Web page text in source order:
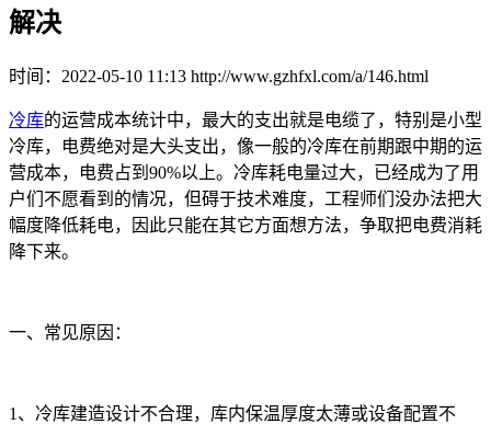
解决
时间：2022-05-10 11:13 http://www.gzhfxl.com/a/146.html
冷库的运营成本统计中，最大的支出就是电缆了，特别是小型
冷库，电费绝对是大头支出，像一般的冷库在前期跟中期的运
营成本，电费占到90%以上。冷库耗电量过大，已经成为了用
户们不愿看到的情况，但碍于技术难度，工程师们没办法把大
幅度降低耗电，因此只能在其它方面想方法，争取把电费消耗
降下来。
一、常见原因：
1、冷库建造设计不合理，库内保温厚度太薄或设备配置不